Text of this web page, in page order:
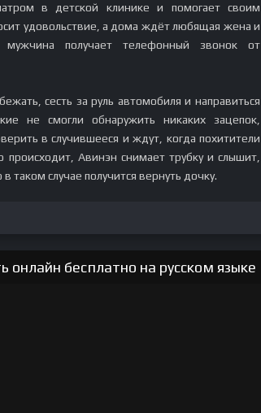
в детской клинике и помогает своим
удовольствие, а дома ждёт любящая жена и
получает телефонный звонок от
сесть за руль автомобиля и направиться
не смогли обнаружить никаких зацепок,
в случившееся и ждут, когда похитители
Авинэн снимает трубку и слышит,
таком случае получится вернуть дочку.
бесплатно на русском языке